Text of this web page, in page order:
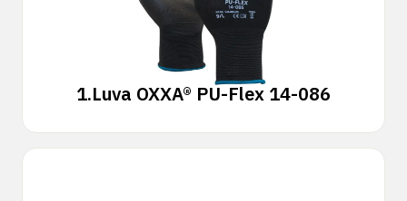
1.Luva OXXA® PU-Flex 14-086